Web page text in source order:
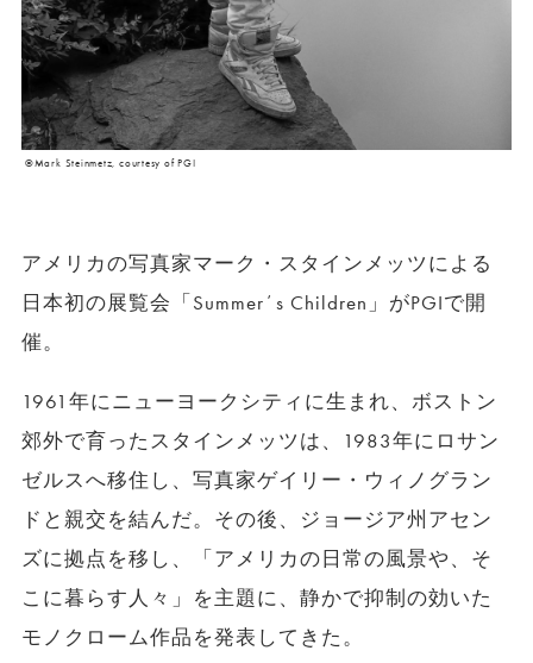
©Mark Steinmetz, courtesy of PGI
アメリカの写真家マーク・スタインメッツによる
日本初の展覧会「Summerʼs Children」がPGIで開
催。
1961年にニューヨークシティに⽣まれ、ボストン
郊外で育ったスタインメッツは、1983年にロサン
ゼルスへ移住し、写真家ゲイリー・ウィノグラン
ドと親交を結んだ。その後、ジョージア州アセン
ズに拠点を移し、「アメリカの⽇常の⾵景や、そ
こに暮らす⼈々」を主題に、静かで抑制の効いた
モノクローム作品を発表してきた。